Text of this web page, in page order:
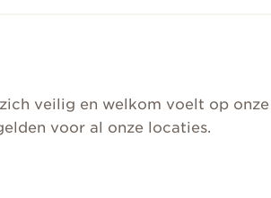
veilig en welkom voelt op
voor al onze locaties.